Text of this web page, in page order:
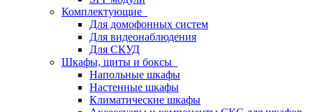
Комплектующие
Для домофонных систем
Для видеонаблюдения
Для СКУД
Шкафы, щиты и боксы
Напольные шкафы
Настенные шкафы
Климатические шкафы